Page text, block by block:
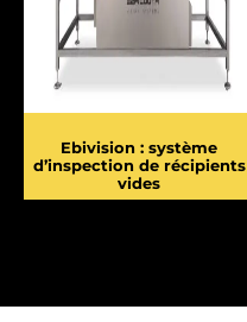
Ebivision : système
d’inspection de récipients
vides